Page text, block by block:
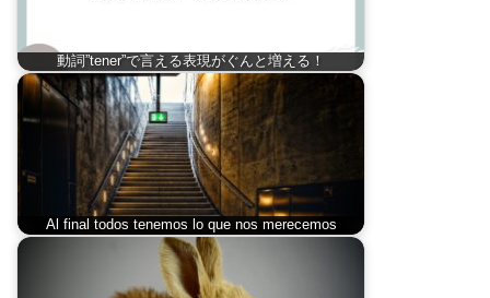
動詞”tener”で言える表現がぐんと増える！
Al final todos tenemos lo que nos merecemos